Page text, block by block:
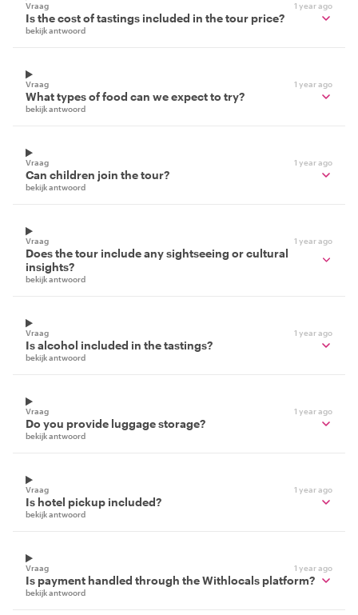
Vraag 1 year ago
Is the cost of tastings included in the tour price?
bekijk antwoord
Vraag 1 year ago
What types of food can we expect to try?
bekijk antwoord
Vraag 1 year ago
Can children join the tour?
bekijk antwoord
Vraag 1 year ago
Does the tour include any sightseeing or cultural
insights?
bekijk antwoord
Vraag 1 year ago
Is alcohol included in the tastings?
bekijk antwoord
Vraag 1 year ago
Do you provide luggage storage?
bekijk antwoord
Vraag 1 year ago
Is hotel pickup included?
bekijk antwoord
Vraag 1 year ago
Is payment handled through the Withlocals platform?
bekijk antwoord